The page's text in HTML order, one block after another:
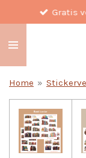
direct
naar
Gratis
Home »